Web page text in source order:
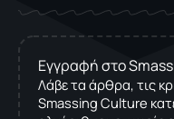
Εγγραφή στο
Λάβε τα άρθρα, τις
Smassing Culture